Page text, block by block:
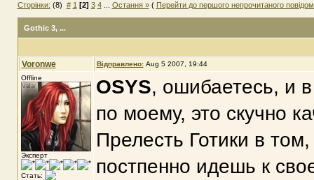
Сторінки: (8) # 1 [2] 3 4... Остання »( Перейти до першого непрочитаного
Gothic 3, ...
Voronwe Відправлено: Aug 5 2007, 19:44
Offline
Эксперт
Стать:
OSYS, ошибаетесь, и
по моему, это скучно
Прелесть Готики в
постпенно идешь к